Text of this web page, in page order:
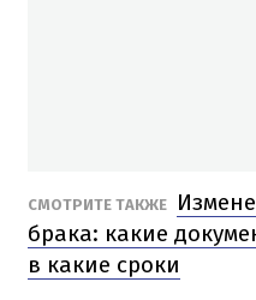
СМОТРИТЕ ТАКЖЕ
брака: какие
в какие сроки